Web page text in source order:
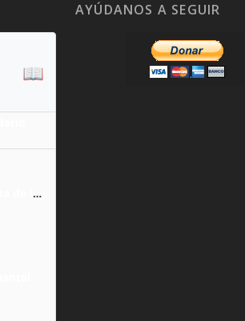
📖
Santa Teresa Benedicta de la Cruz
AYÚDANOS A SEGUIR